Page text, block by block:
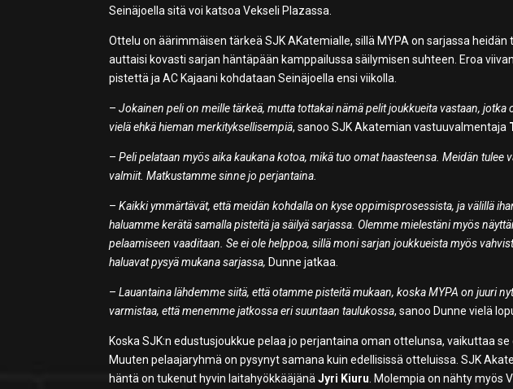
Seinäjoella sitä voi katsoa Vekseli Plazassa.
Ottelu on äärimmäisen tärkeä SJK AKatemialle, sillä MYPA on sarjassa
auttaisi kovasti sarjan häntäpään kamppailussa säilymisen suhteen. Eroa
pistettä ja AC Kajaani kohdataan Seinäjoella ensi viikolla.
–Jokainen peli on meille tärkeä, mutta tottakai nämä pelit joukkueita vastaan,
vielä ehkä hieman merkityksellisempiä, sanoo SJK Akatemian vastuuvalmentaja
–Peli pelataan myös aika kaukana kotoa, mikä tuo omat haasteensa. Meidän tulee
valmiit. Matkustamme sinne jo perjantaina.
–Kaikki ymmärtävät, että meidän kohdalla on kyse oppimisprosessista, ja välillä
haluamme kerätä samalla pisteitä ja säilyä sarjassa. Olemme mielestäni myös
pelaamiseen vaaditaan. Se ei ole helppoa, sillä moni sarjan joukkueista myös
haluavat pysyä mukana sarjassa, Dunne jatkaa.
–Lauantaina lähdemme siitä, että otamme pisteitä mukaan, koska MYPA on juuri
varmistaa, että menemme jatkossa eri suuntaan taulukossa, sanoo Dunne vielä
Koska SJK:n edustusjoukkue pelaa jo perjantaina oman ottelunsa, vaikuttaa
Muuten pelaajaryhmä on pysynyt samana kuin edellisissä otteluissa. SJK
häntä on tukenut hyvin laitahyökkääjänäJyri Kiuru . Molempia on nähty myös